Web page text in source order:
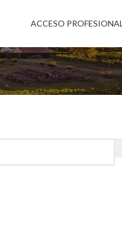
ACCESO PROFESIONAL